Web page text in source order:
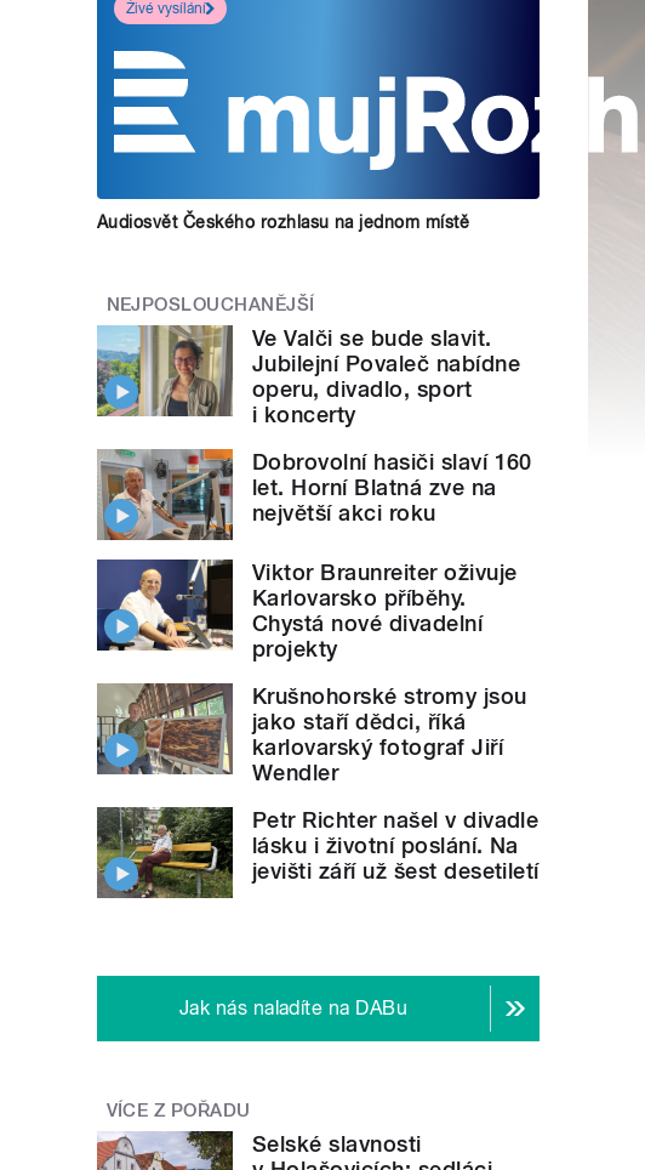
Živé vysílání
Audiosvět Českého rozhlasu na jednom místě
NEJPOSLOUCHANĚJŠÍ
Ve Valči se bude slavit.
Jubilejní Povaleč nabídne
operu, divadlo, sport
i koncerty
Dobrovolní hasiči slaví 160
let. Horní Blatná zve na
největší akci roku
Viktor Braunreiter oživuje
Karlovarsko příběhy.
Chystá nové divadelní
projekty
Krušnohorské stromy jsou
jako staří dědci, říká
karlovarský fotograf Jiří
Wendler
Petr Richter našel v divadle
lásku i životní poslání. Na
jevišti září už šest desetiletí
Jak nás naladíte na DABu
VÍCE Z POŘADU
Selské slavnosti